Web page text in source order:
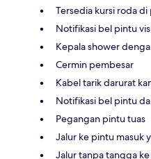
Tersedia kursi roda
Notifikasi bel pintu
Kepala shower
Cermin pembesar
Kabel tarik darurat
Notifikasi bel pintu
Pegangan pintu tuas
Jalur ke pintu masuk
Jalur tanpa tangga